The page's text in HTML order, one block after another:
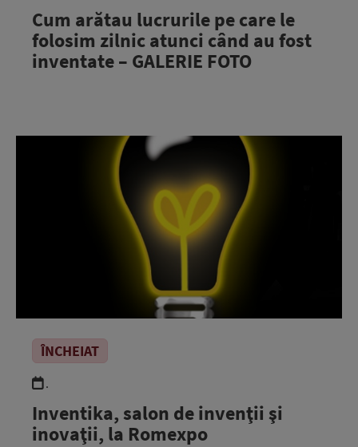
Cum arătau lucrurile pe care le
folosim zilnic atunci când au fost
inventate – GALERIE FOTO
ÎNCHEIAT
.
Inventika, salon de invenţii şi
inovaţii, la Romexpo